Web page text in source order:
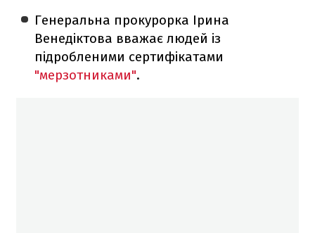
Генеральна прокурорка Ірина
Венедіктова вважає людей із
підробленими сертифікатами
"мерзотниками".